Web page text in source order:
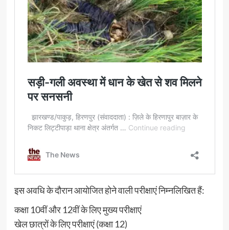
इस अवधि के दौरान आयोजित होने वाली परीक्षाएं निम्नलिखित हैं:
कक्षा 10वीं और 12वीं के लिए मुख्य परीक्षाएं
खेल छात्रों के लिए परीक्षाएं (कक्षा 12)